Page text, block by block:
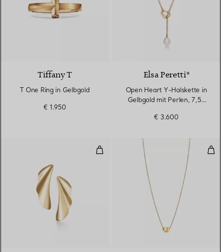
3 Materialien
Tiffany T
T One Ring in Gelbgold
€ 1.950
Elsa Peretti®
Open Heart Y-Halskette in
Gelbgold mit Perlen, 7,5–
€ 3.600
High Tide Ohrringe
2 Materialien